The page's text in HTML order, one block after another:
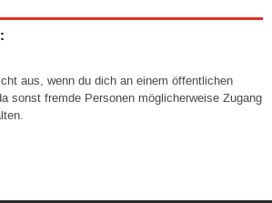
aus, wenn du dich an einem öffentlichen
sonst fremde Personen möglicherweise Zugang